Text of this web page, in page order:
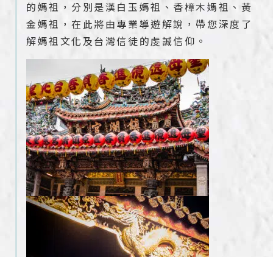
的媽祖，分別是漢白玉媽祖、香樟木媽祖、黃
金媽祖，在此將由專業導遊解說，帶您深度了
解媽祖文化及台灣信徒的虔誠信仰。